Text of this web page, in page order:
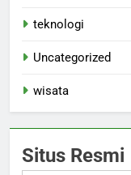
teknologi
Uncategorized
wisata
Situs Resmi